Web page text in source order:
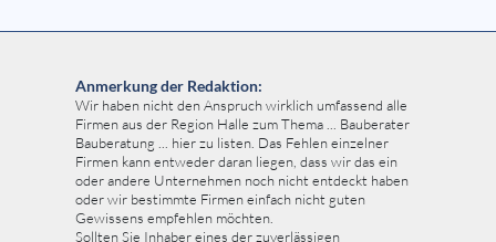
Anmerkung der Redaktion:
Wir haben nicht den Anspruch wirklich umfassend alle
Firmen aus der Region Halle zum Thema ... Bauberater
Bauberatung ... hier zu listen. Das Fehlen einzelner
Firmen kann entweder daran liegen, dass wir das ein
oder andere Unternehmen noch nicht entdeckt haben
oder wir bestimmte Firmen einfach nicht guten
Gewissens empfehlen möchten.
Sollten Sie Inhaber eines der zuverlässigen